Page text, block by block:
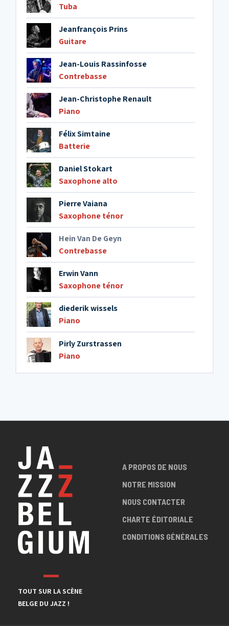
Tuba
Jeanfrançois Prins
Guitare
Jean-Louis Rassinfosse
Contrebasse
Jean-Christophe Renault
Piano
Félix Simtaine
Batterie
Daniel Stokart
Saxophone alto
Pierre Vaiana
Saxophone ténor
Hein Van De Geyn
Contrebasse
Erwin Vann
Saxophone ténor
diederik wissels
Piano
Pirly Zurstrassen
Piano
TOUT SUR LA SCÈNE
BELGE DU JAZZ !
A PROPOS DE NOUS
NOTRE MISSION
NOUS CONTACTER
CHARTE ÉDITORIALE
CONDITIONS GÉNÉRALES